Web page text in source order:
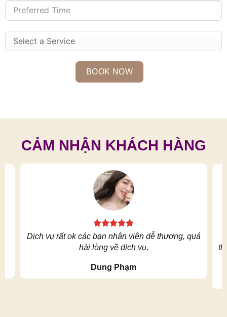
BOOK NOW
CẢM NHẬN KHÁCH HÀNG
Dịch vụ rất ok các bạn nhân viên dễ thương, quá
hài lòng về dịch vụ,
Dung Phạm